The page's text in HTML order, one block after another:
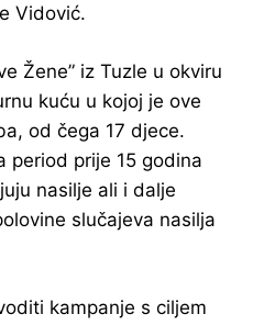
Vidović.
Žene” iz Tuzle u okviru
kuću u kojoj je ove
od čega 17 djece.
period prije 15 godina
nasilje ali i dalje
slučajeva nasilja
kampanje s ciljem